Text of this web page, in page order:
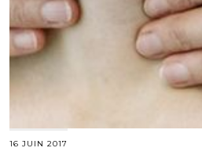
16 JUIN 2017